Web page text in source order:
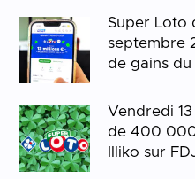
Super Loto
septembre
de gains
Vendredi
de 400
Illiko sur